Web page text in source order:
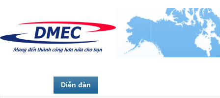
Diễn đàn